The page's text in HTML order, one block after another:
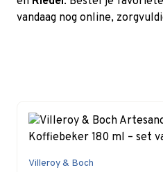
vandaag nog online,
Villeroy & Boch